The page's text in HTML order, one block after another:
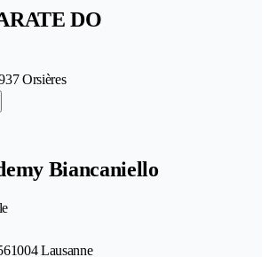
DO
Orsières
Biancaniello
1004 Lausanne